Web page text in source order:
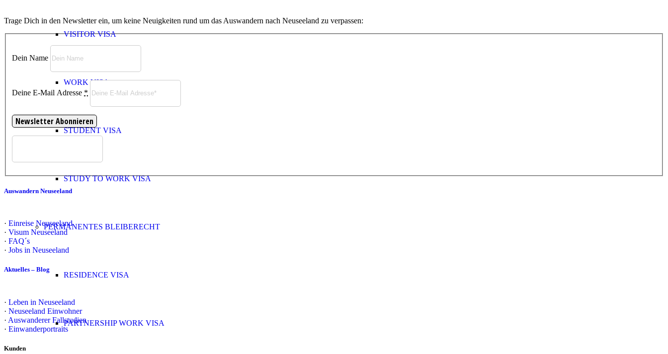
VISITOR VISA
WORK VISA
STUDENT VISA
STUDY TO WORK VISA
PERMANENTES BLEIBERECHT
RESIDENCE VISA
PARTNERSHIP WORK VISA
Trage Dich in den Newsletter ein, um keine Neuigkeiten rund um das Auswandern nach Neuseeland zu verpassen:
Dein Name
Deine E-Mail Adresse *
Auswandern Neuseeland
· Einreise Neuseeland
· Visum Neuseeland
· FAQ´s
· Jobs in Neuseeland
Aktuelles – Blog
· Leben in Neuseeland
· Neuseeland Einwohner
· Auswanderer Fallstudien
· Einwanderportraits
Kunden